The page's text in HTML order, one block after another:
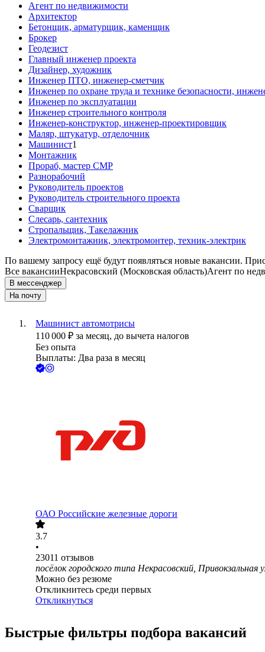
Агент по недвижимости
Архитектор
Бетонщик, арматурщик, каменщик
Брокер
Геодезист
Главный инженер проекта
Дизайнер, художник
Инженер ПТО, инженер-сметчик
Инженер по охране труда и технике безопасности,
Инженер по эксплуатации
Инженер строительного контроля
Инженер-конструктор, инженер-проектировщик
Маляр, штукатур, отделочник
Машинист1
Монтажник
Прораб, мастер СМР
Разнорабочий
Руководитель проектов
Руководитель строительного проекта
Сварщик
Слесарь, сантехник
Стропальщик, Такелажник
Электромонтажник, электромонтер, техник-электрик
По вашему запросу ещё будут появляться новые вакансии.
Все вакансииНекрасовский (Московская область)Агент по
В мессенджер
На почту
Машинист автомотрисы
110 000 ₽ за месяц, до вычета налогов
Без опыта
Выплаты: Два раза в месяц
ОАО Российские железные дороги
3.7
•
23011 отзывов
посёлок городского типа Некрасовский, Привокзальная
Можно без резюме
Откликнитесь среди первых
Откликнуться
Быстрые фильтры подбора вакансий